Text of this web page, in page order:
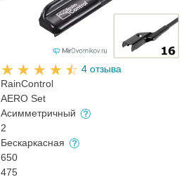
4 отзыва
RainControl
AERO Set
Асимметричный
2
Бескаркасная
650
475